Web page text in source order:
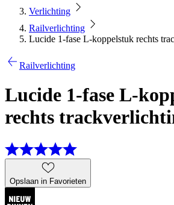
Verlichting
Railverlichting
Lucide 1-fase L-koppelstuk rechts
Railverlichting
Lucide 1-fase L-
rechts
Opslaan in Favorieten